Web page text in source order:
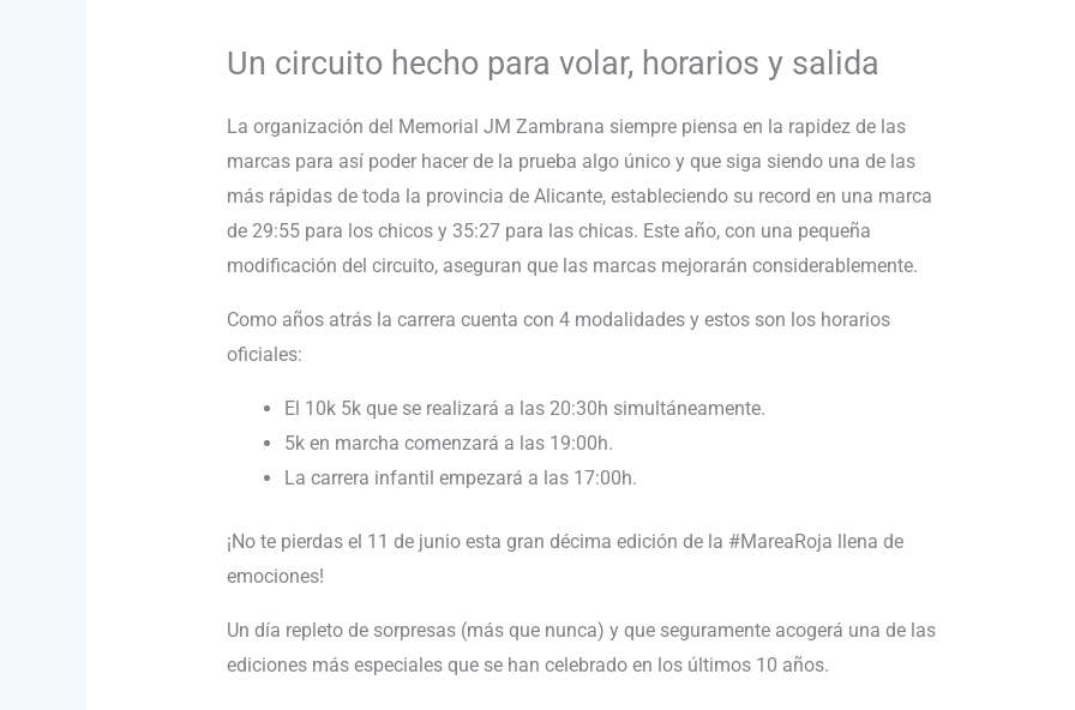
Un circuito hecho para volar, horarios y salida
La organización del Memorial JM Zambrana siempre piensa en la rapidez de las
marcas para así poder hacer de la prueba algo único y que siga siendo una de las
más rápidas de toda la provincia de Alicante, estableciendo su record en una marca
de 29:55 para los chicos y 35:27 para las chicas. Este año, con una pequeña
modificación del circuito, aseguran que las marcas mejorarán considerablemente.
Como años atrás la carrera cuenta con 4 modalidades y estos son los horarios
oficiales:
El 10k 5k que se realizará a las 20:30h simultáneamente.
5k en marcha comenzará a las 19:00h.
La carrera infantil empezará a las 17:00h.
¡No te pierdas el 11 de junio esta gran décima edición de la #MareaRoja llena de
emociones!
Un día repleto de sorpresas (más que nunca) y que seguramente acogerá una de las
ediciones más especiales que se han celebrado en los últimos 10 años.